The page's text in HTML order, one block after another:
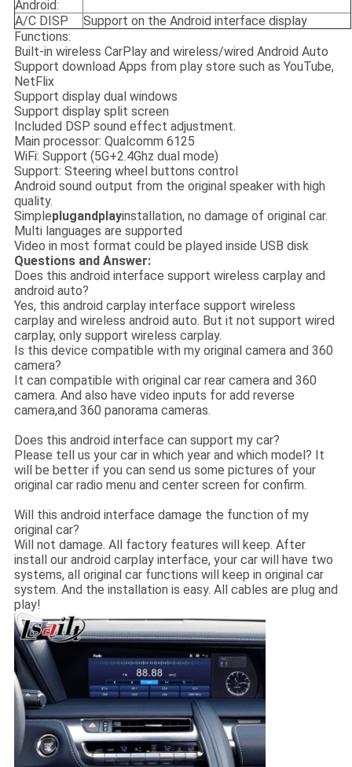
Android:
A/C DISP
Support on the Android interface display
Functions:
Built-in wireless CarPlay and wireless/wired Android Auto
Support download Apps from play store such as YouTube,
NetFlix
Support display dual windows
Support display split screen
Included DSP sound effect adjustment.
Main processor: Qualcomm 6125
WiFi: Support (5G+2.4Ghz dual mode)
Support: Steering wheel buttons control
Android sound output from the original speaker with high
quality.
Simpleplugandplayinstallation, no damage of original car.
Multi languages are supported
Video in most format could be played inside USB disk
Questions and Answer:
Does this android interface support wireless carplay and
android auto?
Yes, this android carplay interface support wireless
carplay and wireless android auto. But it not support wired
carplay, only support wireless carplay.
Is this device compatible with my original camera and 360
camera?
It can compatible with original car rear camera and 360
camera. And also have video inputs for add reverse
camera,and 360 panorama cameras.
Does this android interface can support my car?
Please tell us your car in which year and which model? It
will be better if you can send us some pictures of your
original car radio menu and center screen for confirm.
Will this android interface damage the function of my
original car?
Will not damage. All factory features will keep. After
install our android carplay interface, your car will have two
systems, all original car functions will keep in original car
system. And the installation is easy. All cables are plug and
play!